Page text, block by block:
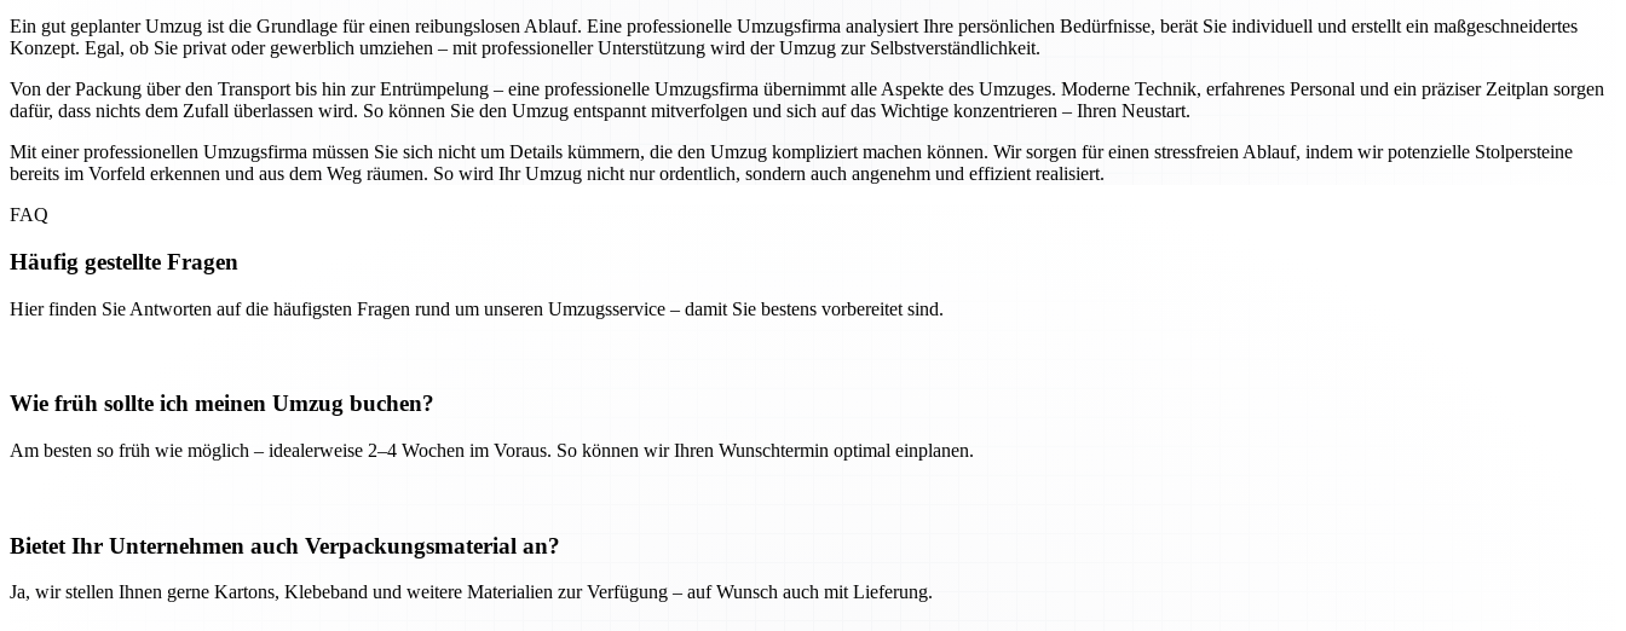
Ein gut geplanter Umzug ist die Grundlage für einen reibungslosen Ablauf. Eine professionelle Umzugsfirma analysiert Ihre persönlichen Bedürfnisse, berät Sie individuell und erstellt ein maßgeschneidertes
Konzept. Egal, ob Sie privat oder gewerblich umziehen – mit professioneller Unterstützung wird der Umzug zur Selbstverständlichkeit.
Von der Packung über den Transport bis hin zur Entrümpelung – eine professionelle Umzugsfirma übernimmt alle Aspekte des Umzuges. Moderne Technik, erfahrenes Personal und ein präziser Zeitplan sorgen
dafür, dass nichts dem Zufall überlassen wird. So können Sie den Umzug entspannt mitverfolgen und sich auf das Wichtige konzentrieren – Ihren Neustart.
Mit einer professionellen Umzugsfirma müssen Sie sich nicht um Details kümmern, die den Umzug kompliziert machen können. Wir sorgen für einen stressfreien Ablauf, indem wir potenzielle Stolpersteine
bereits im Vorfeld erkennen und aus dem Weg räumen. So wird Ihr Umzug nicht nur ordentlich, sondern auch angenehm und effizient realisiert.
FAQ
Häufig gestellte Fragen
Hier finden Sie Antworten auf die häufigsten Fragen rund um unseren Umzugsservice – damit Sie bestens vorbereitet sind.
Wie früh sollte ich meinen Umzug buchen?
Am besten so früh wie möglich – idealerweise 2–4 Wochen im Voraus. So können wir Ihren Wunschtermin optimal einplanen.
Bietet Ihr Unternehmen auch Verpackungsmaterial an?
Ja, wir stellen Ihnen gerne Kartons, Klebeband und weitere Materialien zur Verfügung – auf Wunsch auch mit Lieferung.